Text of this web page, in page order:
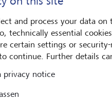
"Stil bedeutet, keine Angst zu
zu fallen", so Prof. Dr. Barbara
and process your data
technically essential
certain settings or
continue. Further details
privacy notice